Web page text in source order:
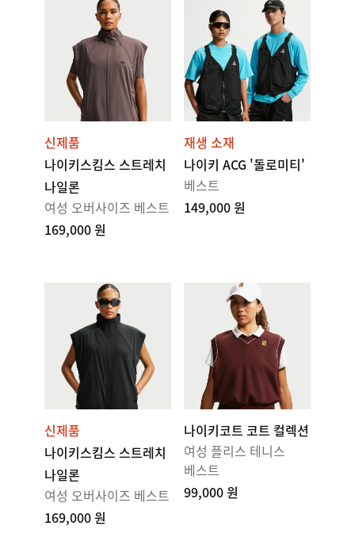
신제품
나이키스킴스 스트레치
나일론
여성 오버사이즈 베스트
169,000 원
재생 소재
나이키 ACG '돌로미티'
베스트
149,000 원
신제품
나이키스킴스 스트레치
나일론
여성 오버사이즈 베스트
169,000 원
나이키코트 코트 컬렉션
여성 플리스 테니스
베스트
99,000 원